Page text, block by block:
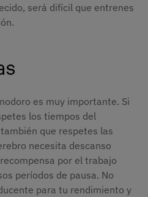
será difícil que entrenes
es muy importante. Si
los tiempos del
que respetes las
necesita descanso
por el trabajo
períodos de pausa. No
para tu rendimiento y